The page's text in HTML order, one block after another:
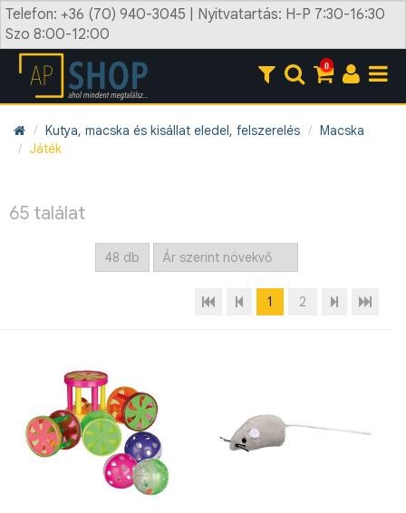
Telefon: +36 (70) 940-3045 | Nyitvatartás: H-P 7:30-16:30
Szo 8:00-12:00
0
Kutya, macska és kisállat eledel, felszerelés
Macska
Játék
65 találat
1 2